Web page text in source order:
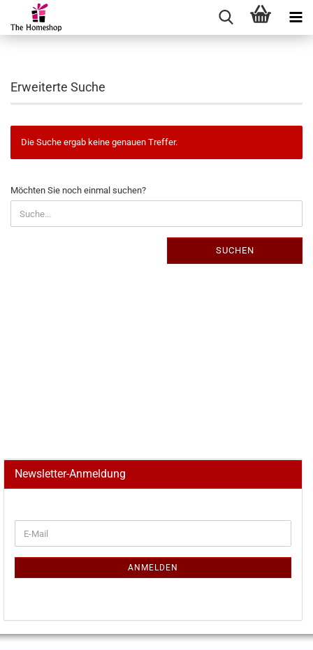
Erweiterte Suche
Die Suche ergab keine genauen Treffer.
MÖCHTEN
SIE
NOCH
EINMAL
Möchten Sie noch einmal suchen?
SUCHEN
Newsletter-Anmeldung
ZUR
E-
Mail
ANMELDEN